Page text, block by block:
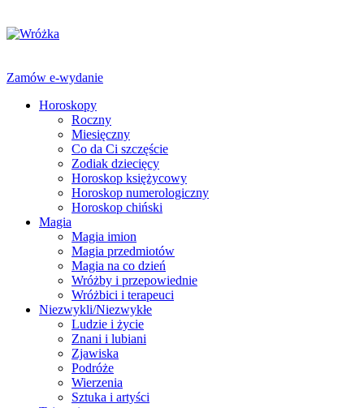
Zamów e-wydanie
Horoskopy
Roczny
Miesięczny
Co da Ci szczęście
Zodiak dziecięcy
Horoskop księżycowy
Horoskop numerologiczny
Horoskop chiński
Magia
Magia imion
Magia przedmiotów
Magia na co dzień
Wróżby i przepowiednie
Wróżbici i terapeuci
Niezwykli/Niezwykłe
Ludzie i życie
Znani i lubiani
Zjawiska
Podróże
Wierzenia
Sztuka i artyści